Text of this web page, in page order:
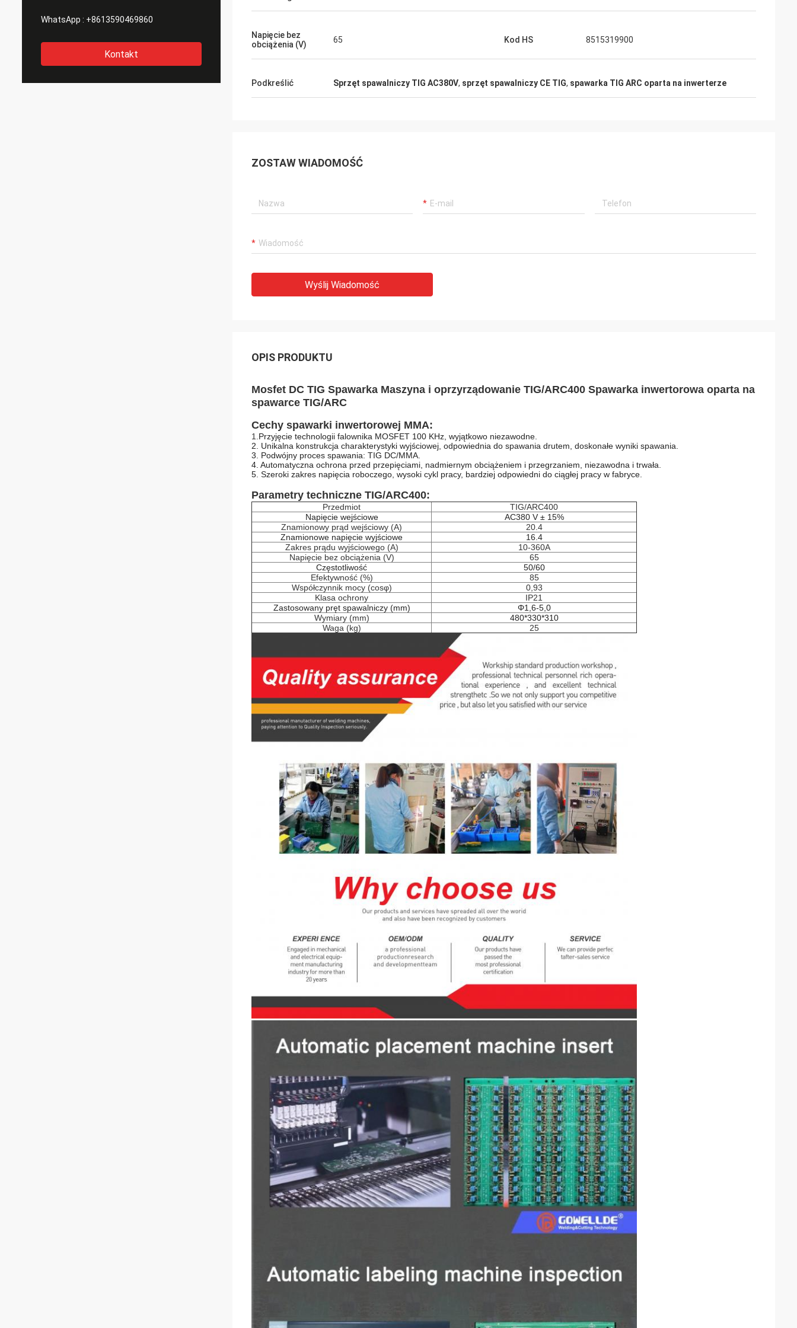
WhatsApp : +8613590469860
Kontakt
Napięcie bez
obciążenia (V)
65 Kod HS 8515319900
Podkreślić Sprzęt spawalniczy TIG AC380V, sprzęt spawalniczy CE TIG, spawarka TIG ARC oparta na inwerterze
ZOSTAW WIADOMOŚĆ
Wyślij Wiadomość
OPIS PRODUKTU
Mosfet DC TIG Spawarka Maszyna i oprzyrządowanie TIG/ARC400 Spawarka inwertorowa oparta na
spawarce TIG/ARC
Cechy spawarki inwertorowej MMA:
1. Przyjęcie technologii falownika MOSFET 100 KHz, wyjątkowo niezawodne.
2. Unikalna konstrukcja charakterystyki wyjściowej, odpowiednia do spawania drutem, doskonałe wyniki spawania.
3. Podwójny proces spawania: TIG DC/MMA.
4. Automatyczna ochrona przed przepięciami, nadmiernym obciążeniem i przegrzaniem, niezawodna i trwała.
5. Szeroki zakres napięcia roboczego, wysoki cykl pracy, bardziej odpowiedni do ciągłej pracy w fabryce.
Parametry techniczne TIG/ARC400:
Przedmiot
TIG/ARC400
Napięcie wejściowe
AC380 V ± 15%
Znamionowy prąd wejściowy (A)
20.4
Znamionowe napięcie wyjściowe
16.4
Zakres prądu wyjściowego (A)
10-360A
Napięcie bez obciążenia (V)
65
Częstotliwość
50/60
Efektywność (%)
85
Współczynnik mocy (cosφ)
0,93
Klasa ochrony
IP21
Zastosowany pręt spawalniczy (mm)
Φ1,6-5,0
Wymiary (mm)
480*330*310
Waga (kg)
25